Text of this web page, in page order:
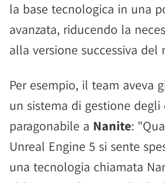
la base tecnologica in una
avanzata, riducendo la
alla versione successiva del
Per esempio, il team aveva
un sistema di gestione degli
paragonabile a Nanite:
Unreal Engine 5 si sente
una tecnologia chiamata